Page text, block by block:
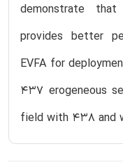
demonstrate
provides better
EVFA for
437 erogeneous
field with 438 and